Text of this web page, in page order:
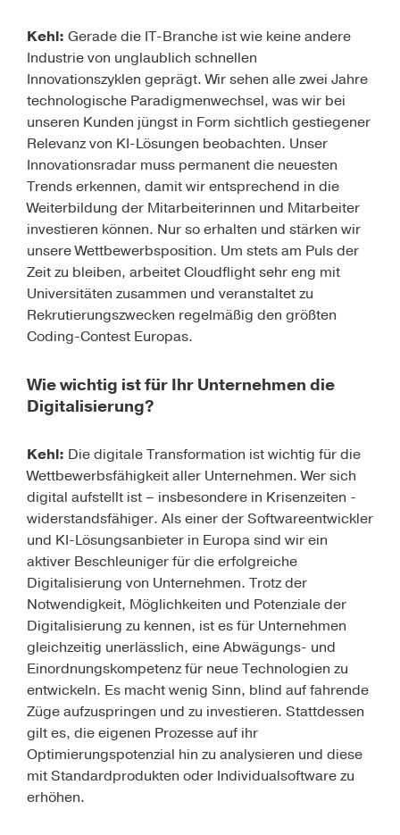
Kehl: Gerade die IT-Branche ist wie keine andere
Industrie von unglaublich schnellen
Innovationszyklen geprägt. Wir sehen alle zwei Jahre
technologische Paradigmenwechsel, was wir bei
unseren Kunden jüngst in Form sichtlich gestiegener
Relevanz von KI-Lösungen beobachten. Unser
Innovationsradar muss permanent die neuesten
Trends erkennen, damit wir entsprechend in die
Weiterbildung der Mitarbeiterinnen und Mitarbeiter
investieren können. Nur so erhalten und stärken wir
unsere Wettbewerbsposition. Um stets am Puls der
Zeit zu bleiben, arbeitet Cloudflight sehr eng mit
Universitäten zusammen und veranstaltet zu
Rekrutierungszwecken regelmäßig den größten
Coding-Contest Europas.
Wie wichtig ist für Ihr Unternehmen die
Digitalisierung?
Kehl: Die digitale Transformation ist wichtig für die
Wettbewerbsfähigkeit aller Unternehmen. Wer sich
digital aufstellt ist – insbesondere in Krisenzeiten -
widerstandsfähiger. Als einer der Softwareentwickler
und KI-Lösungsanbieter in Europa sind wir ein
aktiver Beschleuniger für die erfolgreiche
Digitalisierung von Unternehmen. Trotz der
Notwendigkeit, Möglichkeiten und Potenziale der
Digitalisierung zu kennen, ist es für Unternehmen
gleichzeitig unerlässlich, eine Abwägungs- und
Einordnungskompetenz für neue Technologien zu
entwickeln. Es macht wenig Sinn, blind auf fahrende
Züge aufzuspringen und zu investieren. Stattdessen
gilt es, die eigenen Prozesse auf ihr
Optimierungspotenzial hin zu analysieren und diese
mit Standardprodukten oder Individualsoftware zu
erhöhen.